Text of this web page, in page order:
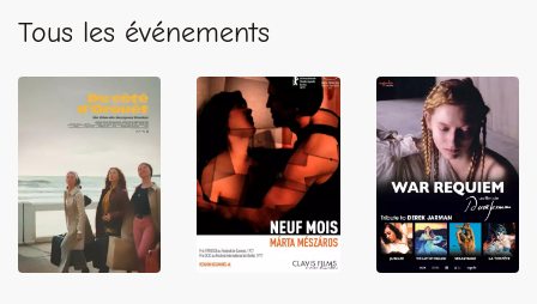
Tous les événements
LIRE LIRE